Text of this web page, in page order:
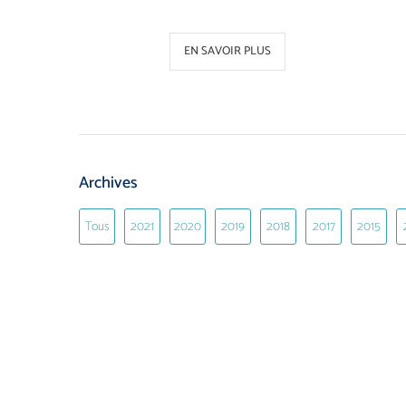
EN SAVOIR PLUS
Archives
Tous 2021 2020 2019 2018 2017 2015